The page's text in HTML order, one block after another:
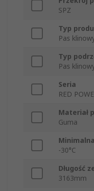
SPZ
Typ
Pas
Typ
Pas
Seria
RED
Materiał
Guma
-30°C
Długość
3163mm